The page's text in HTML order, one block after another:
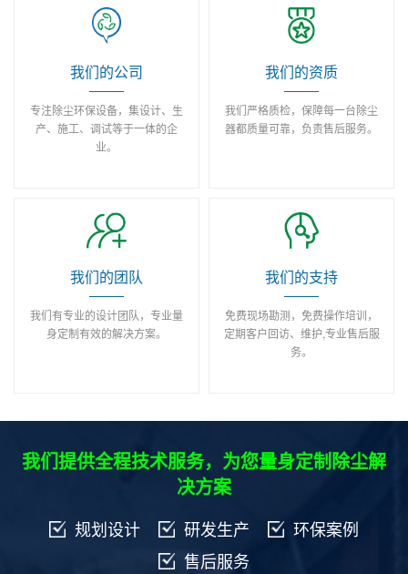
我们的公司
专注除尘环保设备，集设计、生
产、施工、调试等于一体的企
业。
我们的资质
我们严格质检，保障每一台除尘
器都质量可靠，负责售后服务。
我们的团队
我们有专业的设计团队，专业量
身定制有效的解决方案。
我们的支持
免费现场勘测，免费操作培训，
定期客户回访、维护,专业售后服
务。
我们提供全程技术服务，为您量身定制除尘解
决方案
规划设计 研发生产
环保案例
售后服务